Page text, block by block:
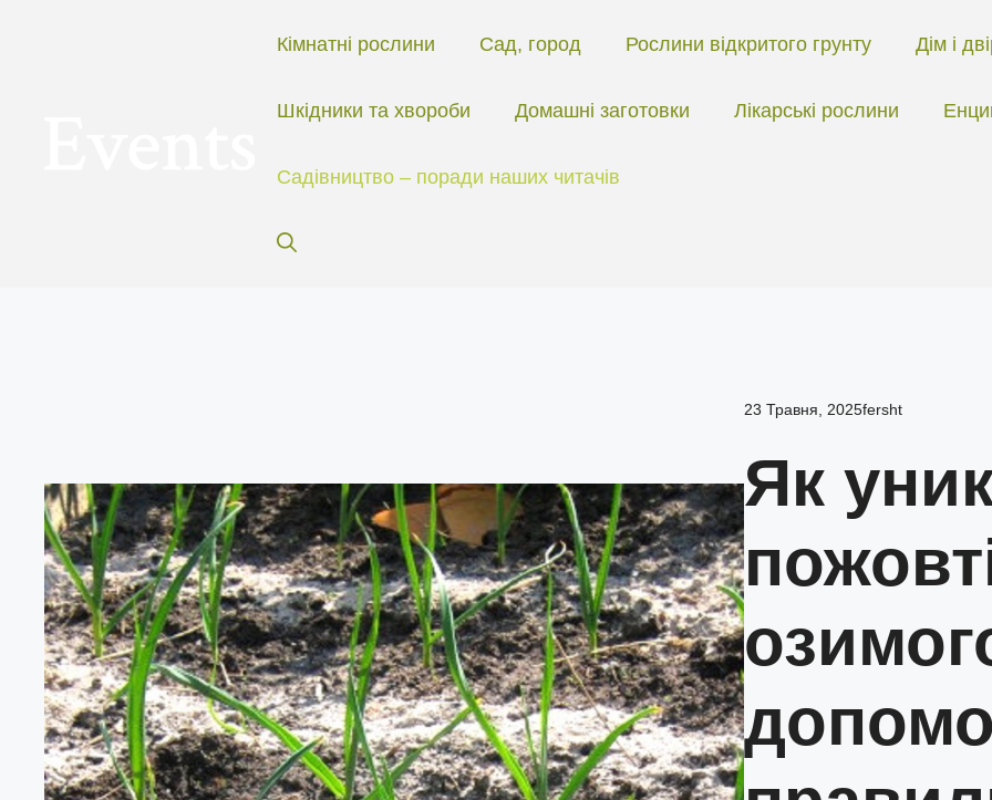
Кімнатні рослини Сад, город Рослини відкритого грунту Дім і
Шкідники та хвороби Домашні заготовки Лікарські рослини
Садівництво – поради наших читачів
23 Травня, 2025fersht
Як